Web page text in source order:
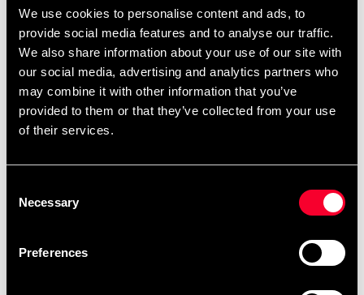
We use cookies to personalise content and ads, to
provide social media features and to analyse our traffic.
We also share information about your use of our site with
our social media, advertising and analytics partners who
may combine it with other information that you’ve
provided to them or that they’ve collected from your use
of their services.
Selection
Necessary
Preferences
10-pack med Rund Bo stav med en diameter på ca 3 cm i
mitten och ca 2 cm längst ut.
Längd ca 152 cm och lätt att korta om man vill det.
Tillverkad av bokträ i röd nyans och med hög finish.
Vikten är något lägre än motsvarande stav i ek.
Konade ändar för ökad hastighet.